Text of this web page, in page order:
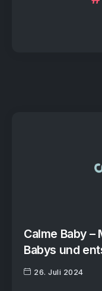
Calme Baby
Babys und
26. Juli 2024